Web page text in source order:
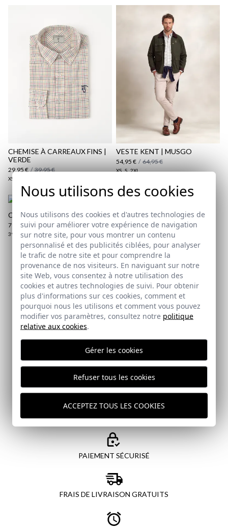
Politique d'expédition ici
ici
CHEMISE À CARREAUX FINS |
VERDE
29,95 € / 39,95 €
XS
VESTE KENT | MUSGO
54,95 € / 64,95 €
XS S 2XL
CHAUSSURE OXFORD
79,95 €
39 40 41 42 43 44 45 46
Abonnez-vous à notre Newsletter
Email
J'ai lu et j'accepte votre
données
ENVOYER
PAIEMENT SÉCURISÉ
FRAIS DE LIVRAISON GRATUITS
Nous utilisons des cookies
Nous utilisons des cookies et d'autres technologies de
suivi pour améliorer votre expérience de navigation
sur notre site, pour vous montrer un contenu
personnalisé et des publicités ciblées, pour analyser
le trafic de notre site et pour comprendre la
provenance de nos visiteurs. En naviguant sur notre
site Web, vous consentez à notre utilisation des
cookies et autres technologies de suivi. Pour obtenir
plus d'informations sur ces cookies, comment et
pourquoi nous les utilisons et comment vous pouvez
modifier vos paramètres, consultez notre politique
relative aux cookies.
Gérer les cookies
Refuser tous les cookies
ACCEPTEZ TOUS LES COOKIES